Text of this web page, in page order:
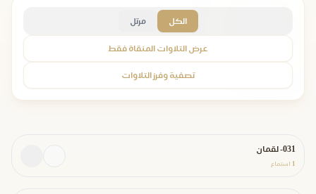
الكل مرتل
عرض التلاوات المنقاة فقط
تصفية وفرز التلاوات
031- لقمان
1 استماع